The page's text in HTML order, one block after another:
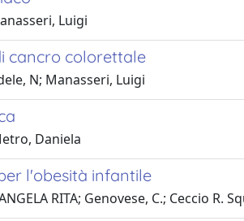
Luigi
cancro colorettale
N; Manasseri, Luigi
Daniela
l'obesità infantile
RITA; Genovese, C.; Ceccio R.